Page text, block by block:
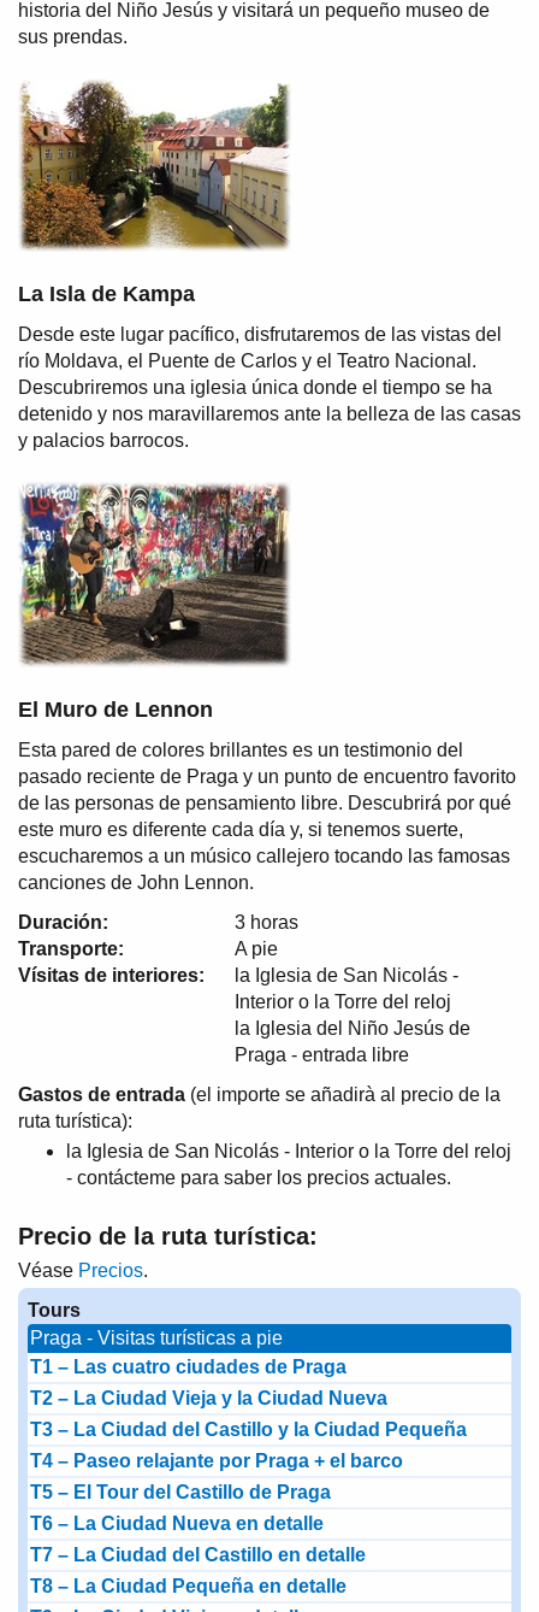
historia del Niño Jesús y visitará un pequeño museo de
sus prendas.
La Isla de Kampa
Desde este lugar pacífico, disfrutaremos de las vistas del
río Moldava, el Puente de Carlos y el Teatro Nacional.
Descubriremos una iglesia única donde el tiempo se ha
detenido y nos maravillaremos ante la belleza de las casas
y palacios barrocos.
El Muro de Lennon
Esta pared de colores brillantes es un testimonio del
pasado reciente de Praga y un punto de encuentro favorito
de las personas de pensamiento libre. Descubrirá por qué
este muro es diferente cada día y, si tenemos suerte,
escucharemos a un músico callejero tocando las famosas
canciones de John Lennon.
Duración:
3 horas
Transporte:
A pie
Vísitas de interiores:
la Iglesia de San Nicolás -
Interior o la Torre del reloj
la Iglesia del Niño Jesús de
Praga - entrada libre
Gastos de entrada (el importe se añadirà al precio de la
ruta turística):
la Iglesia de San Nicolás - Interior o la Torre del reloj
- contácteme para saber los precios actuales.
Precio de la ruta turística:
Véase Precios.
Tours
Praga - Visitas turísticas a pie
T1 – Las cuatro ciudades de Praga
T2 – La Ciudad Vieja y la Ciudad Nueva
T3 – La Ciudad del Castillo y la Ciudad Pequeña
T4 – Paseo relajante por Praga + el barco
T5 – El Tour del Castillo de Praga
T6 – La Ciudad Nueva en detalle
T7 – La Ciudad del Castillo en detalle
T8 – La Ciudad Pequeña en detalle